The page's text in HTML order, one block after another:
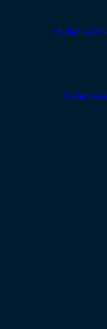
چهارم)